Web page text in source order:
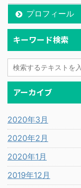
プロフィール
キーワード検索
アーカイブ
2020年3月
2020年2月
2020年1月
2019年12月